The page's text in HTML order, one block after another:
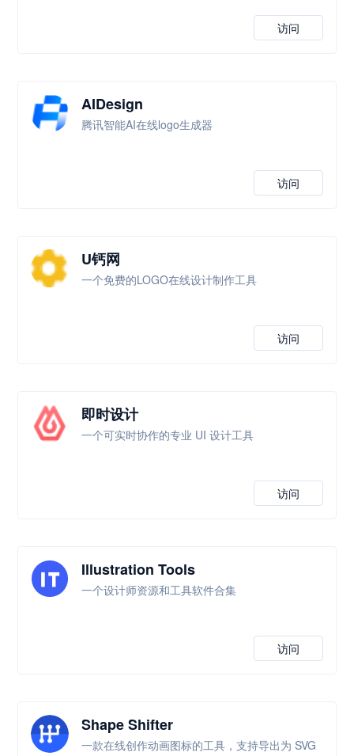
访问
AIDesign
腾讯智能AI在线logo生成器
访问
U钙网
一个免费的LOGO在线设计制作工具
访问
即时设计
一个可实时协作的专业 UI 设计工具
访问
Illustration Tools
一个设计师资源和工具软件合集
访问
Shape Shifter
一款在线创作动画图标的工具，支持导出为 SVG